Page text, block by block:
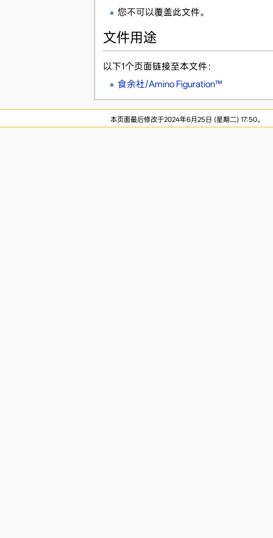
您不可以覆盖此文件。
文件用途
以下1个页面链接至本文件：
食余社/Amino Figuration™
本页面最后修改于2024年6月25日 (星期二) 17:50。